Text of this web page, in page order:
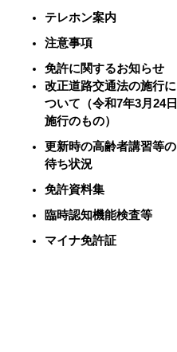
テレホン案内
注意事項
免許に関するお知らせ
改正道路交通法の施行に
ついて（令和7年3月24日
施行のもの）
更新時の高齢者講習等の
待ち状況
免許資料集
臨時認知機能検査等
マイナ免許証